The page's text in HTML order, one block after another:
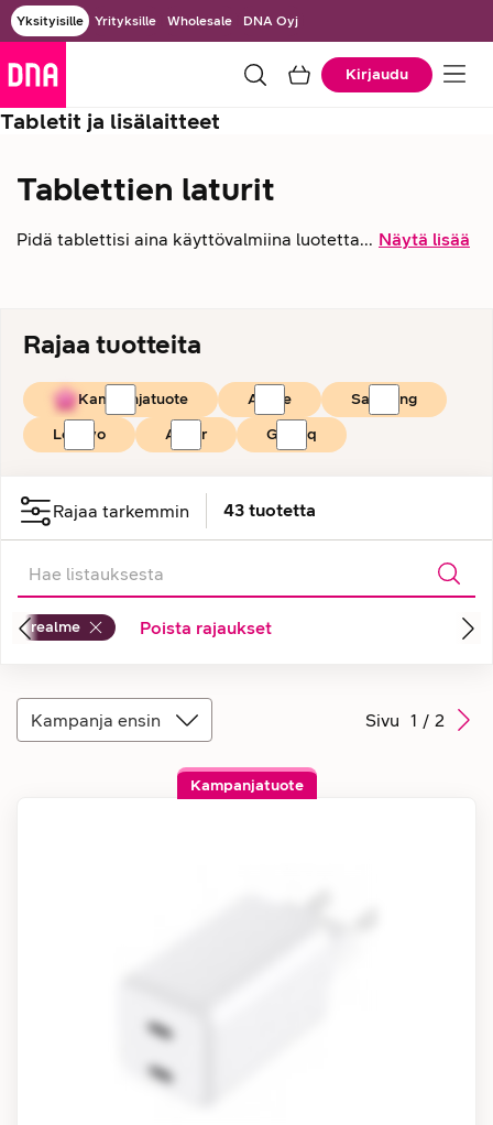
Yksityisille Yrityksille Wholesale DNA Oyj
Kirjaudu
Tabletit ja lisälaitteet
Tablettien laturit
Pidä tablettisi aina käyttövalmiina luotetta... Näytä lisää
Rajaa tuotteita
Kampanjatuote Apple
Samsung
Lenovo
Anker Grateq
Rajaa tarkemmin 43 tuotetta
realme Poista rajaukset
Kampanja ensin Sivu 1 / 2
Kampanjatuote